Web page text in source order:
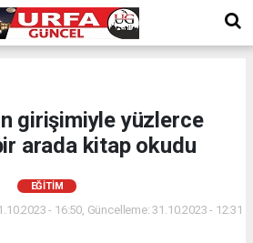
girişimiyle yüzlerce
arada kitap okudu
EĞITIM
- 16:50, Güncelleme: 31.10.2023 - 12:31